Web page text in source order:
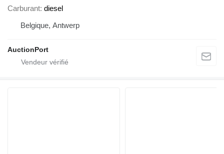
Carburant diesel
Belgique, Antwerp
AuctionPort